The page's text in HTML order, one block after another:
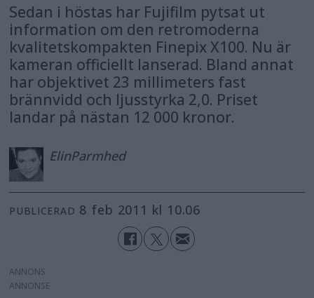
Sedan i höstas har Fujifilm pytsat ut
information om den retromoderna
kvalitetskompakten Finepix X100. Nu är
kameran officiellt lanserad. Bland annat
har objektivet 23 millimeters fast
brännvidd och ljusstyrka 2,0. Priset
landar på nästan 12 000 kronor.
ElinParmhed
PUBLICERAD 8 feb 2011 kl 10.06
ANNONS